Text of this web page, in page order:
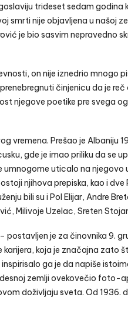
trideset sedam godina
smrti nije objavljena u našoj
je bio sasvim nepravedno
on nije iznedrio mnogo
činjenicu da je
njegove poetike pre svega
vremena. Prešao je Albaniju
gde je imao priliku da se
uticalo na
njihova prepiska, kao i dve
bili su i Pol Elijar, Andre
Milivoje Uzelac, Sreten
postavljen je za činovnika 9.
koja je značajna zato
ga je da napiše
zemlji ovekovečio
doživljaju sveta. Od 1936.